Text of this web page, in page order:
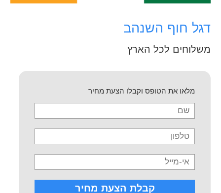
דגל חוף השנהב
משלוחים לכל הארץ
מלאו את הטופס וקבלו הצעת מחיר